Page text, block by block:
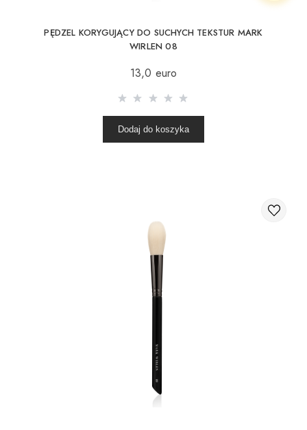
PĘDZEL KORYGUJĄCY DO SUCHYCH TEKSTUR MARK
WIRLEN 08
13,0 euro
Dodaj do koszyka